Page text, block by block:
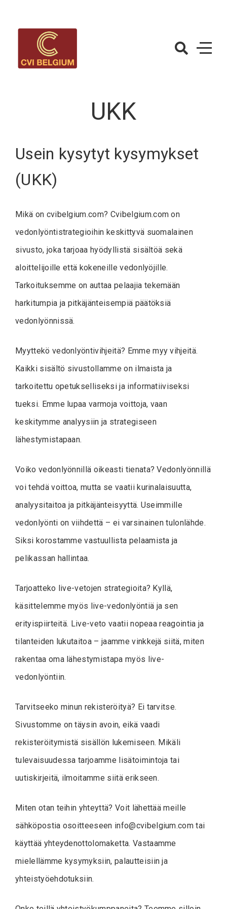
content
Strategy
UKK
Usein kysytyt kysymykset
(UKK)
Mikä on cvibelgium.com? Cvibelgium.com on
vedonlyöntistrategioihin keskittyvä suomalainen
sivusto, joka tarjoaa hyödyllistä sisältöä sekä
aloittelijoille että kokeneille vedonlyöjille.
Tarkoituksemme on auttaa pelaajia tekemään
harkitumpia ja pitkäjänteisempiä päätöksiä
vedonlyönnissä.
Myyttekö vedonlyöntivihjeitä? Emme myy vihjeitä.
Kaikki sisältö sivustollamme on ilmaista ja
tarkoitettu opetukselliseksi ja informatiiviseksi
tueksi. Emme lupaa varmoja voittoja, vaan
keskitymme analyysiin ja strategiseen
lähestymistapaan.
Voiko vedonlyönnillä oikeasti tienata? Vedonlyönnillä
voi tehdä voittoa, mutta se vaatii kurinalaisuutta,
analyysitaitoa ja pitkäjänteisyyttä. Useimmille
vedonlyönti on viihdettä – ei varsinainen tulonlähde.
Siksi korostamme vastuullista pelaamista ja
pelikassan hallintaa.
Tarjoatteko live-vetojen strategioita? Kyllä,
käsittelemme myös live-vedonlyöntiä ja sen
erityispiirteitä. Live-veto vaatii nopeaa reagointia ja
tilanteiden lukutaitoa – jaamme vinkkejä siitä, miten
rakentaa oma lähestymistapa myös live-
vedonlyöntiin.
Tarvitseeko minun rekisteröityä? Ei tarvitse.
Sivustomme on täysin avoin, eikä vaadi
rekisteröitymistä sisällön lukemiseen. Mikäli
tulevaisuudessa tarjoamme lisätoimintoja tai
uutiskirjeitä, ilmoitamme siitä erikseen.
Miten otan teihin yhteyttä? Voit lähettää meille
sähköpostia osoitteeseen info@cvibelgium.com tai
käyttää yhteydenottolomaketta. Vastaamme
mielellämme kysymyksiin, palautteisiin ja
yhteistyöehdotuksiin.